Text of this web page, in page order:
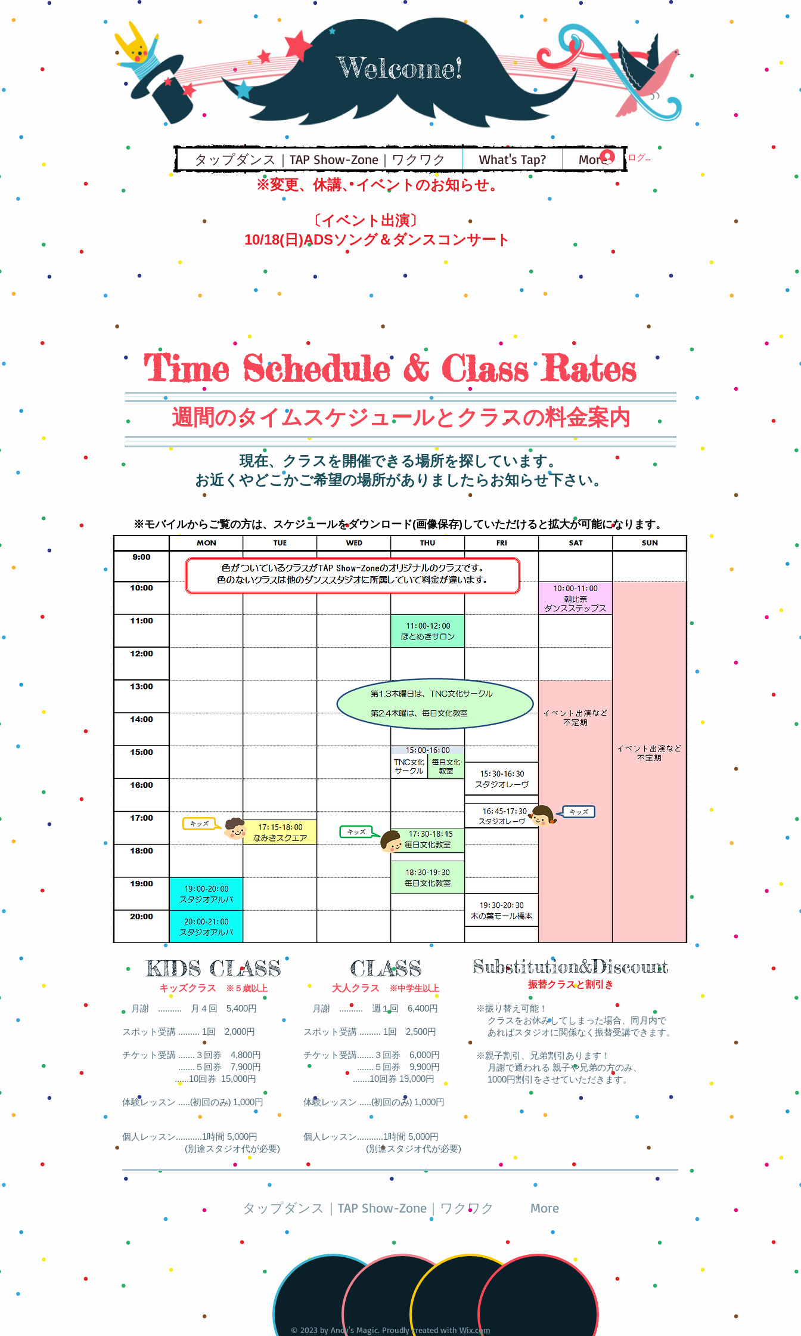
Welcome!
タップダンス｜TAP Show-Zone｜ワクワク What's Tap? More ログイン
※変更、休講、イベントのお知らせ。
〔イベント出演〕
10/18(日)ADSソング＆ダンスコンサート
Time Schedule & Class Rates
週間のタイムスケジュールとクラスの料金案内
現在、クラスを開催できる場所を探しています。
お近くやどこかご希望の場所がありましたらお知らせ下さい。
※モバイルからご覧の方は、スケジュールをダウンロード(画像保存)していただけると拡大が可能になります。
CLASS
大人クラス ※中学生以上
KIDS CLASS
キッズクラス ※５歳以上
Substitution&Discount
振替クラスと割引き
月謝 .......... 週１回 6,400円
スポット受講 ......... 1回 2,500円
チケット受講.......３回券 6,000円
.......５回券 9,900円
.......10回券 19,000円
体験レッスン .....(初回のみ) 1,000円
個人レッスン...........1時間 5,000円
(別途スタジオ代が必要)
月謝 .......... 月４回 5,400円
スポット受講 ......... 1回 2,000円
チケット受講 .......３回券 4,800円
.......５回券 7,900円
......10回券 15,000円
体験レッスン .....(初回のみ) 1,000円
個人レッスン...........1時間 5,000円
(別途スタジオ代が必要)
※振り替え可能！
クラスをお休みしてしまった場合、 同月内で
あればスタジオに関係なく 振替受講できます。
※親子割引、兄弟割引あります！
月謝で通われる 親子や兄弟の方のみ、
1000円割引をさせていただきます。
タップダンス｜TAP Show-Zone｜ワクワク More
© 2023 by Andy's Magic. Proudly created with Wix.com